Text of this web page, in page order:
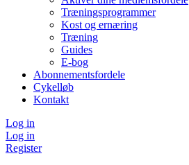
Træningsprogrammer
Kost og ernæring
Træning
Guides
E-bog
Abonnementsfordele
Cykelløb
Kontakt
Log in
Log in
Register